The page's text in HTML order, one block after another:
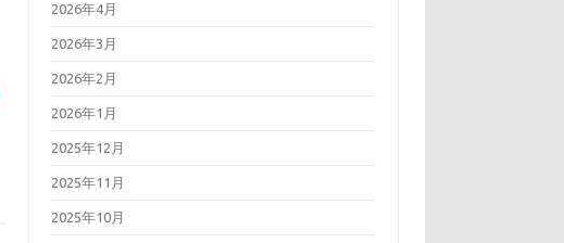
2026年4月
2026年3月
2026年2月
2026年1月
2025年12月
2025年11月
2025年10月